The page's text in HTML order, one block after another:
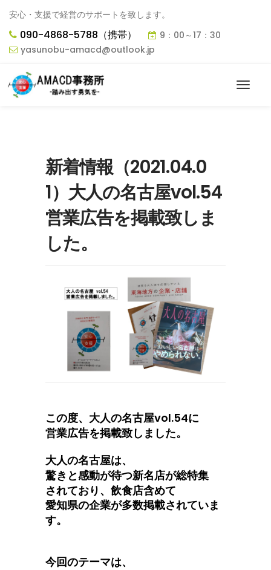
安心・支援で経営のサポートを致します。
090-4868-5788（携帯）
9：00～17：30
yasunobu-amacd@outlook.jp
新着情報（2021.04.0
1）大人の名古屋vol.54
営業広告を掲載致しま
した。
この度、大人の名古屋vol.54に
営業広告を掲載致しました。
大人の名古屋は、
驚きと感動が待つ新名店が総特集
されており、飲食店含めて
愛知県の企業が多数掲載されていま
す。
今回のテーマは、